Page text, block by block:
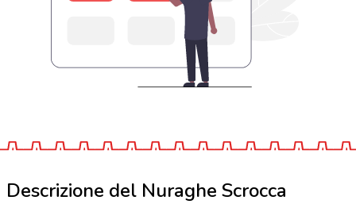
Descrizione del Nuraghe Scrocca